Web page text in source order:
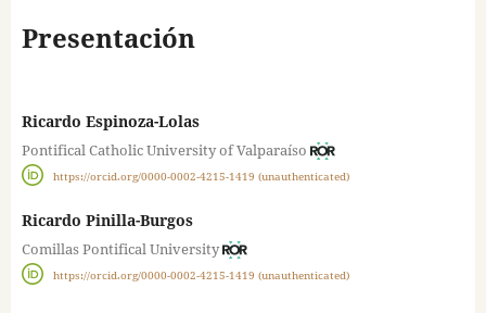
Presentación
Ricardo Espinoza-Lolas
Pontifical Catholic University of Valparaíso
https://orcid.org/0000-0002-4215-1419 (unauthenticated)
Ricardo Pinilla-Burgos
Comillas Pontifical University
https://orcid.org/0000-0002-4215-1419 (unauthenticated)